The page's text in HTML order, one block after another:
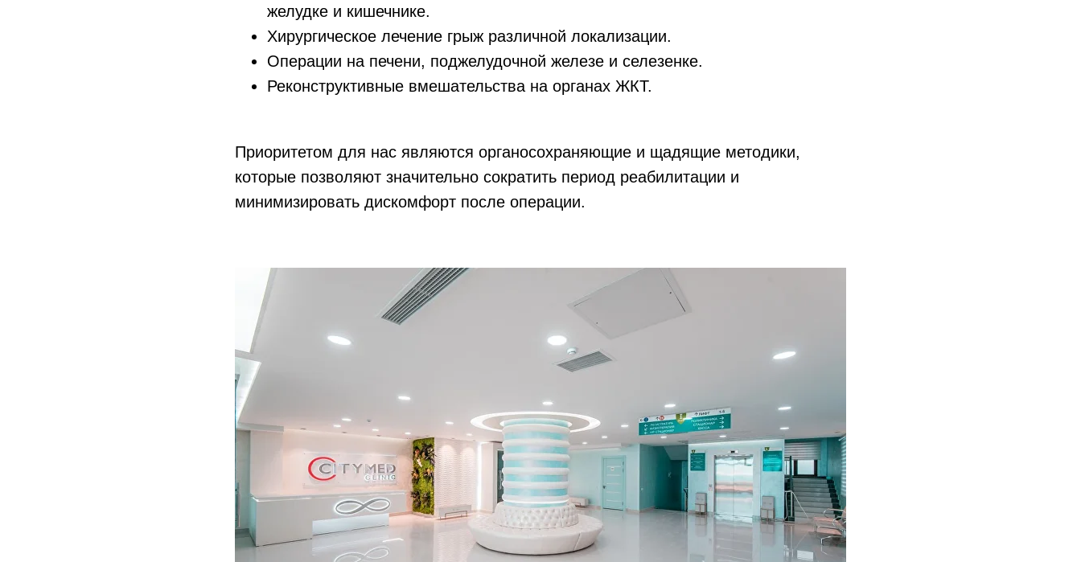
желудке и кишечнике.
Хирургическое лечение грыж различной локализации.
Операции на печени, поджелудочной железе и селезенке.
Реконструктивные вмешательства на органах ЖКТ.
Приоритетом для нас являются органосохраняющие и щадящие методики,
которые позволяют значительно сократить период реабилитации и
минимизировать дискомфорт после операции.